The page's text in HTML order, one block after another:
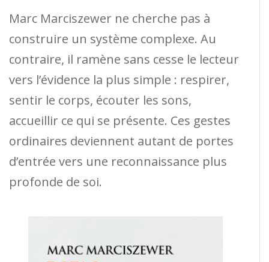
Marc Marciszewer ne cherche pas à
construire un système complexe. Au
contraire, il ramène sans cesse le lecteur
vers l’évidence la plus simple : respirer,
sentir le corps, écouter les sons,
accueillir ce qui se présente. Ces gestes
ordinaires deviennent autant de portes
d’entrée vers une reconnaissance plus
profonde de soi.